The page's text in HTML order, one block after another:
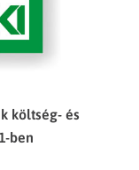
költség- és
ben